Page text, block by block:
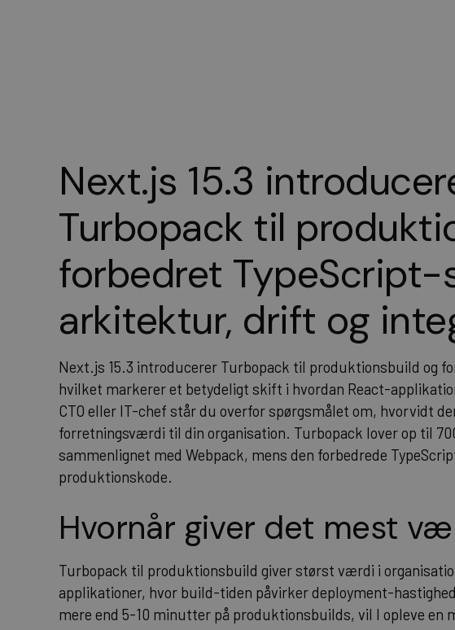
Next.js 15.3
Turbopack til
forbedret
arkitektur, drift og
Next.js 15.3 introducerer Turbopack til produktionsbuild og
hvilket markerer et betydeligt skift i hvordan React-
CTO eller IT-chef står du overfor spørgsmålet om, hvorvidt
forretningsværdi til din organisation. Turbopack lover op til
sammenlignet med Webpack, mens den forbedrede
produktionskode.
Hvornår giver det mest
Turbopack til produktionsbuild giver størst værdi i
applikationer, hvor build-tiden påvirker deployment-
mere end 5-10 minutter på produktionsbuilds, vil I opleve en